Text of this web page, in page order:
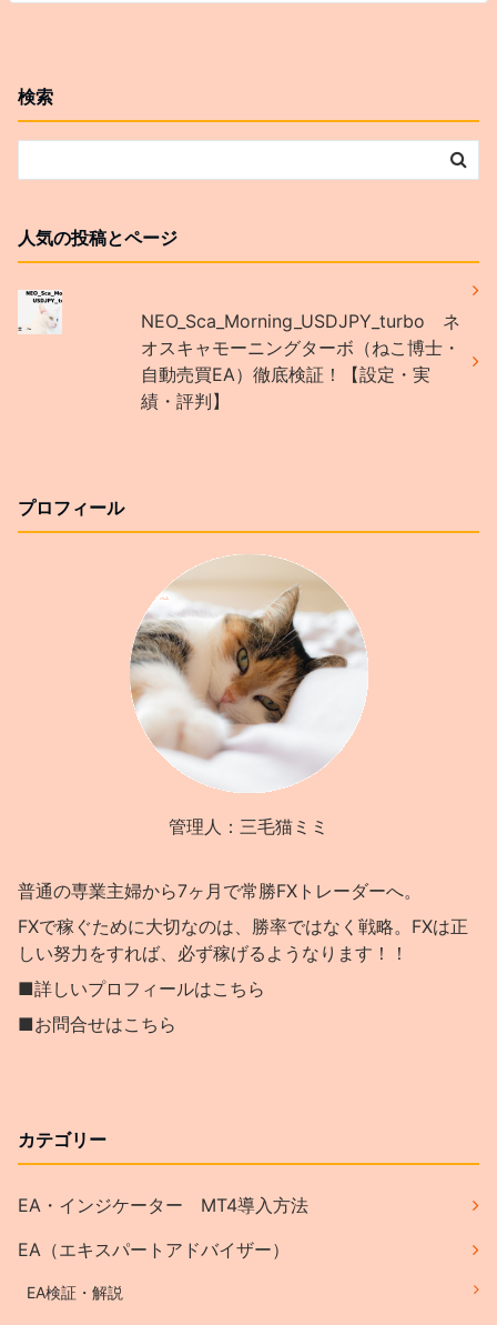
検索
人気の投稿とページ
NEO_Sca_Morning_USDJPY_turbo ネ
オスキャモーニングターボ（ねこ博士・
自動売買EA）徹底検証！【設定・実
績・評判】
プロフィール
管理人：三毛猫ミミ
普通の専業主婦から7ヶ月で常勝FXトレーダーへ。
FXで稼ぐために大切なのは、勝率ではなく戦略。FXは正
しい努力をすれば、必ず稼げるようなります！！
■詳しいプロフィールはこちら
■お問合せはこちら
カテゴリー
EA・インジケーター MT4導入方法
EA（エキスパートアドバイザー）
EA検証・解説